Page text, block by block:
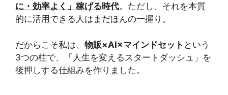
に・効率よく」稼げる時代。ただし、それを本質
的に活用できる人はまだほんの一握り。
だからこそ私は、 物販×AI×マインドセット という
3つの柱で、「人生を変えるスタートダッシュ」を
後押しする仕組みを作りました。